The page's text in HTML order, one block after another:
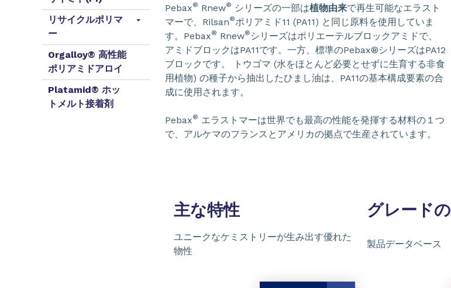
リサイクルポリマ
ー
Orgalloy® 高性能
ポリアミドアロイ
Platamid® ホッ
トメルト接着剤
Pebax® Rnew® シリーズの一部は植物由来で再生可能なエラスト
マーで、Rilsan®ポリアミド11 (PA11) と同じ原料を使用していま
す。Pebax® Rnew® シリーズはポリエーテルブロックアミドで、
アミドブロックはPA11です。一方、標準のPebax®シリーズはPA12
ブロックです。 トウゴマ (水をほとんど必要とせずに生育する非食
用植物) の種子から抽出したひまし油は、PA11の基本構成要素の合
成に使用されます。
Pebax® エラストマーは世界でも最高の性能を発揮する材料の１つ
で、アルケマのフランスとアメリカの拠点で生産されています。
主な特性
ユニークなケミストリーが生み出す優れた
物性
グレードの
製品データベース